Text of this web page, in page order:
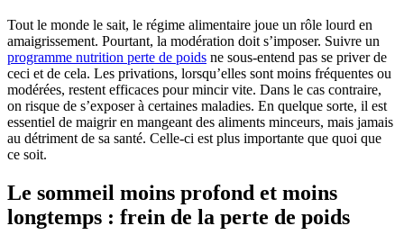
Tout le monde le sait, le régime alimentaire joue un rôle lourd en
amaigrissement. Pourtant, la modération doit s’imposer. Suivre un
programme nutrition perte de poids ne sous-entend pas se priver de
ceci et de cela. Les privations, lorsqu’elles sont moins fréquentes ou
modérées, restent efficaces pour mincir vite. Dans le cas contraire,
on risque de s’exposer à certaines maladies. En quelque sorte, il est
essentiel de maigrir en mangeant des aliments minceurs, mais jamais
au détriment de sa santé. Celle-ci est plus importante que quoi que
ce soit.
Le sommeil moins profond et moins
longtemps : frein de la perte de poids